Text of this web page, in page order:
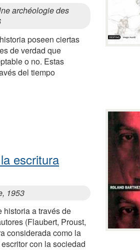
archéologie des
poseen ciertas
de verdad que
o no. Estas
del tiempo
escritura
1953
historia a través de
(Flaubert, Proust,
considerada como la
con la sociedad